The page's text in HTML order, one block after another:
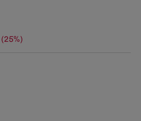
(25%)